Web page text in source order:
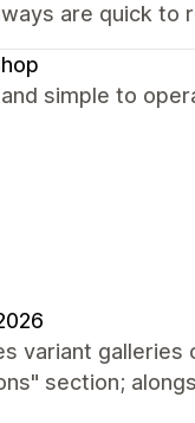
are quick to
simple to
variant
section;